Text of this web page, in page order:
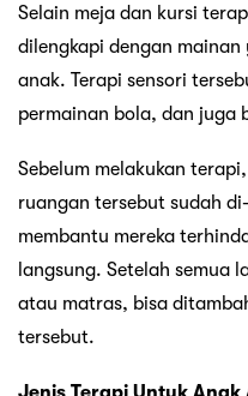
Selain meja dan kursi
dilengkapi dengan mainan
anak. Terapi sensori
permainan bola, dan juga
Sebelum melakukan
ruangan tersebut sudah di-
membantu mereka
langsung. Setelah semua
atau matras, bisa
tersebut.